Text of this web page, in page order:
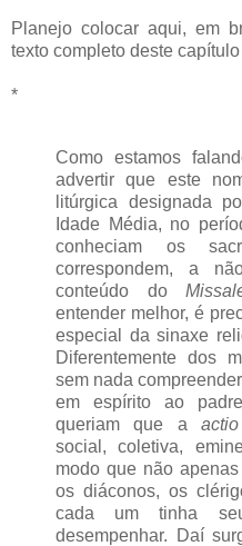
Planejo colocar aqui, em
texto completo deste
*
Como estamos
advertir que este
litúrgica designada
Idade Média, no
conheciam os
correspondem, a
conteúdo do
entender melhor, é
especial da sinaxe
Diferentemente dos
sem nada
em espírito ao
queriam que aactio
social, coletiva,
modo que não
os diáconos, os
cada um tinha
desempenhar. Daí